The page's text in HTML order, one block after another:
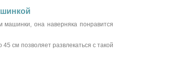
машинки, она наверняка понравится
см позволяет развлекаться с такой